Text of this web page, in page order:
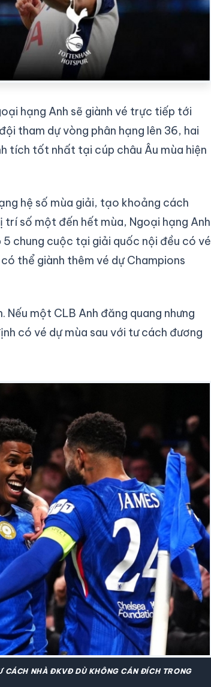
hạng Anh sẽ giành vé trực tiếp tới
tham dự vòng phân hạng lên 36, hai
tích tốt nhất tại cúp châu Âu mùa hiện
hệ số mùa giải, tạo khoảng cách
trí số một đến hết mùa, Ngoại hạng Anh
chung cuộc tại giải quốc nội đều có vé
thể giành thêm vé dự Champions
một CLB Anh đăng quang nhưng
có vé dự mùa sau với tư cách đương
CÁCH NHÀ ĐKVĐ DÙ KHÔNG CÁN ĐÍCH TRONG